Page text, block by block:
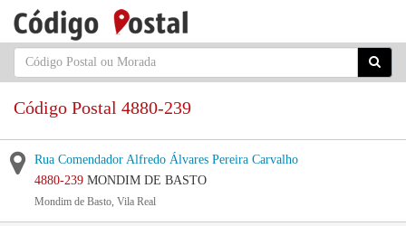
Código Postal 4880-239
Rua Comendador Alfredo Álvares Pereira Carvalho
4880-239 MONDIM DE BASTO
Mondim de Basto, Vila Real